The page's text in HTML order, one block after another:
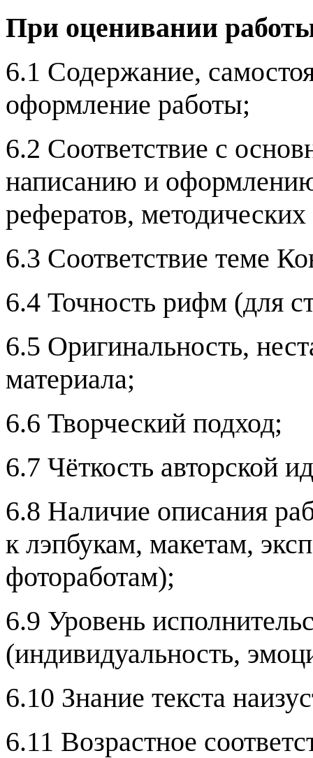
При оценивании
6.1 Содержание,
оформление работы;
6.2 Соответствие с
написанию и оформлению
рефератов, методических
6.3 Соответствие теме
6.4 Точность рифм (для
6.5 Оригинальность,
материала;
6.6 Творческий подход;
6.7 Чёткость авторской
6.8 Наличие описания
к лэпбукам, макетам,
фотоработам);
6.9 Уровень
(индивидуальность,
6.10 Знание текста
6.11 Возрастное